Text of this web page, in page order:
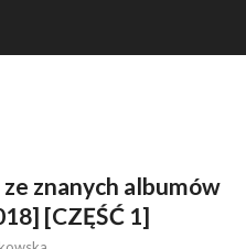
znanych albumów
[CZĘŚĆ 1]